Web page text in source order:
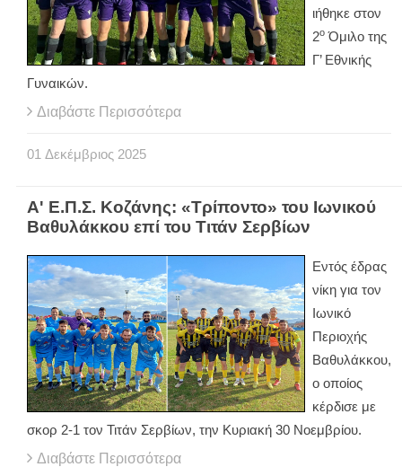
ιήθηκε στον
2ο Όμιλο της
Γ’ Εθνικής
Γυναικών.
Διαβάστε Περισσότερα
01 Δεκέμβριος 2025
Α' Ε.Π.Σ. Κοζάνης: «Τρίποντο» του Ιωνικού
Βαθυλάκκου επί του Τιτάν Σερβίων
Εντός έδρας
νίκη για τον
Ιωνικό
Περιοχής
Βαθυλάκκου,
ο οποίος
κέρδισε με
σκορ 2-1 τον Τιτάν Σερβίων, την Κυριακή 30 Νοεμβρίου.
Διαβάστε Περισσότερα